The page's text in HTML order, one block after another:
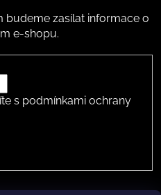
budeme zasílat informace o
e-shopu.
s podmínkami ochrany